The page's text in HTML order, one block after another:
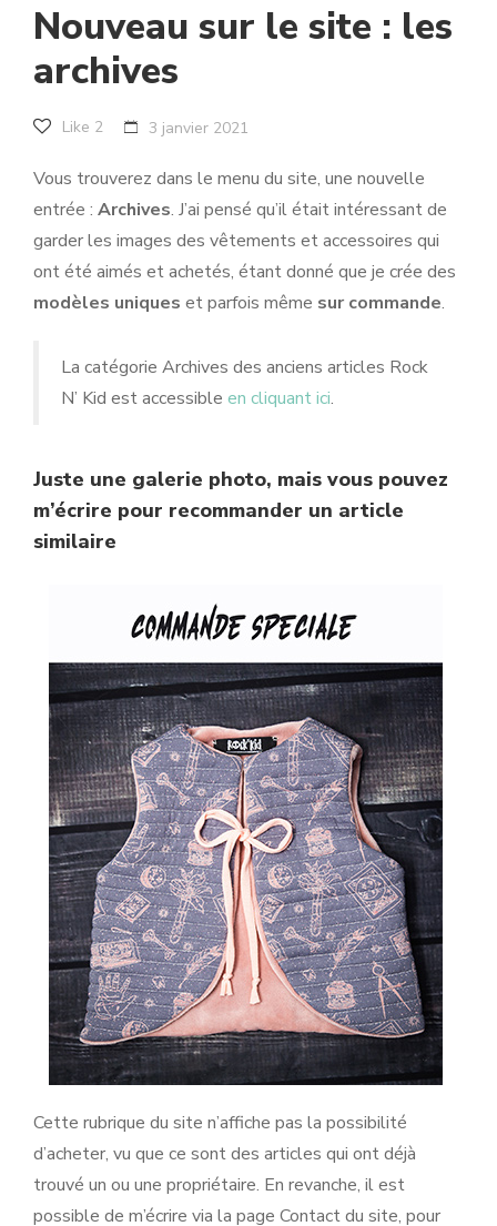
Nouveau sur le site : les
archives
Like 2 3 janvier 2021
Vous trouverez dans le menu du site, une nouvelle
entrée : Archives. J’ai pensé qu’il était intéressant de
garder les images des vêtements et accessoires qui
ont été aimés et achetés, étant donné que je crée des
modèles uniques et parfois même sur commande.
La catégorie Archives des anciens articles Rock
N’ Kid est accessible en cliquant ici.
Juste une galerie photo, mais vous pouvez
m’écrire pour recommander un article
similaire
Cette rubrique du site n’affiche pas la possibilité
d’acheter, vu que ce sont des articles qui ont déjà
trouvé un ou une propriétaire. En revanche, il est
possible de m’écrire via la page Contact du site, pour